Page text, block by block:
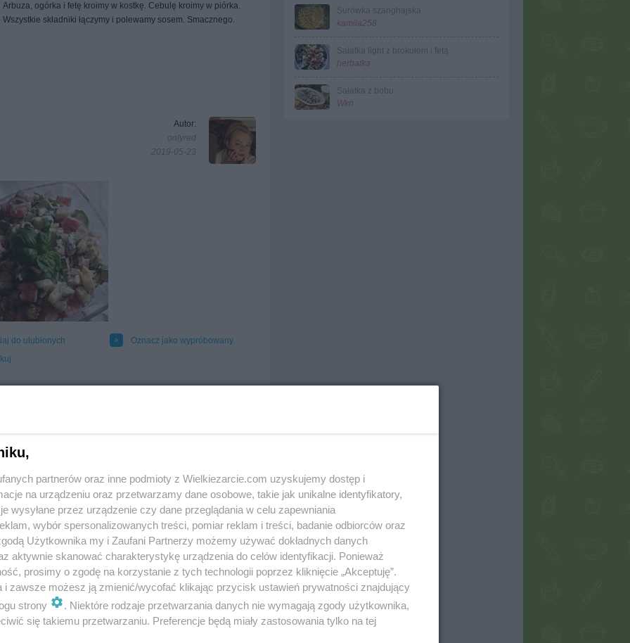
Arbuza, ogórka i fetę kroimy w kostkę. Cebulę kroimy w piórka.
Wszystkie składniki łączymy i polewamy sosem. Smacznego.
Autor:
onlyred
2019-05-23
do ulubionych
Oznacz jako wypróbowany
Surówka szanghajska
kamila258
Sałatka light z brokułem i fetą
herbatka
Sałatka z bobu
Wkn
partnerów oraz inne podmioty z Wielkiezarcie.com uzyskujemy dostęp i
na urządzeniu oraz przetwarzamy dane osobowe, takie jak unikalne identyfikatory,
wysyłane przez urządzenie czy dane przeglądania w celu zapewniania
wybór spersonalizowanych treści, pomiar reklam i treści, badanie odbiorców oraz
Użytkownika my i Zaufani Partnerzy możemy używać dokładnych danych
aktywnie skanować charakterystykę urządzenia do celów identyfikacji. Ponieważ
prosimy o zgodę na korzystanie z tych technologii poprzez kliknięcie „Akceptuję”.
i zawsze możesz ją zmienić/wycofać klikając przycisk ustawień prywatności znajdujący
strony
. Niektóre rodzaje przetwarzania danych nie wymagają zgody użytkownika,
się takiemu przetwarzaniu. Preferencje będą miały zastosowania tylko na tej